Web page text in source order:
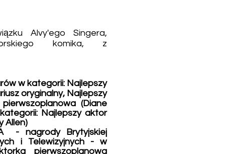
Alvy'ego Singera,
komika, z
w kategorii: Najlepszy
oryginalny, Najlepszy
(Diane
Najlepszy aktor
Allen)
- nagrody Brytyjskiej
i Telewizyjnych - w
pierwszoplanowa